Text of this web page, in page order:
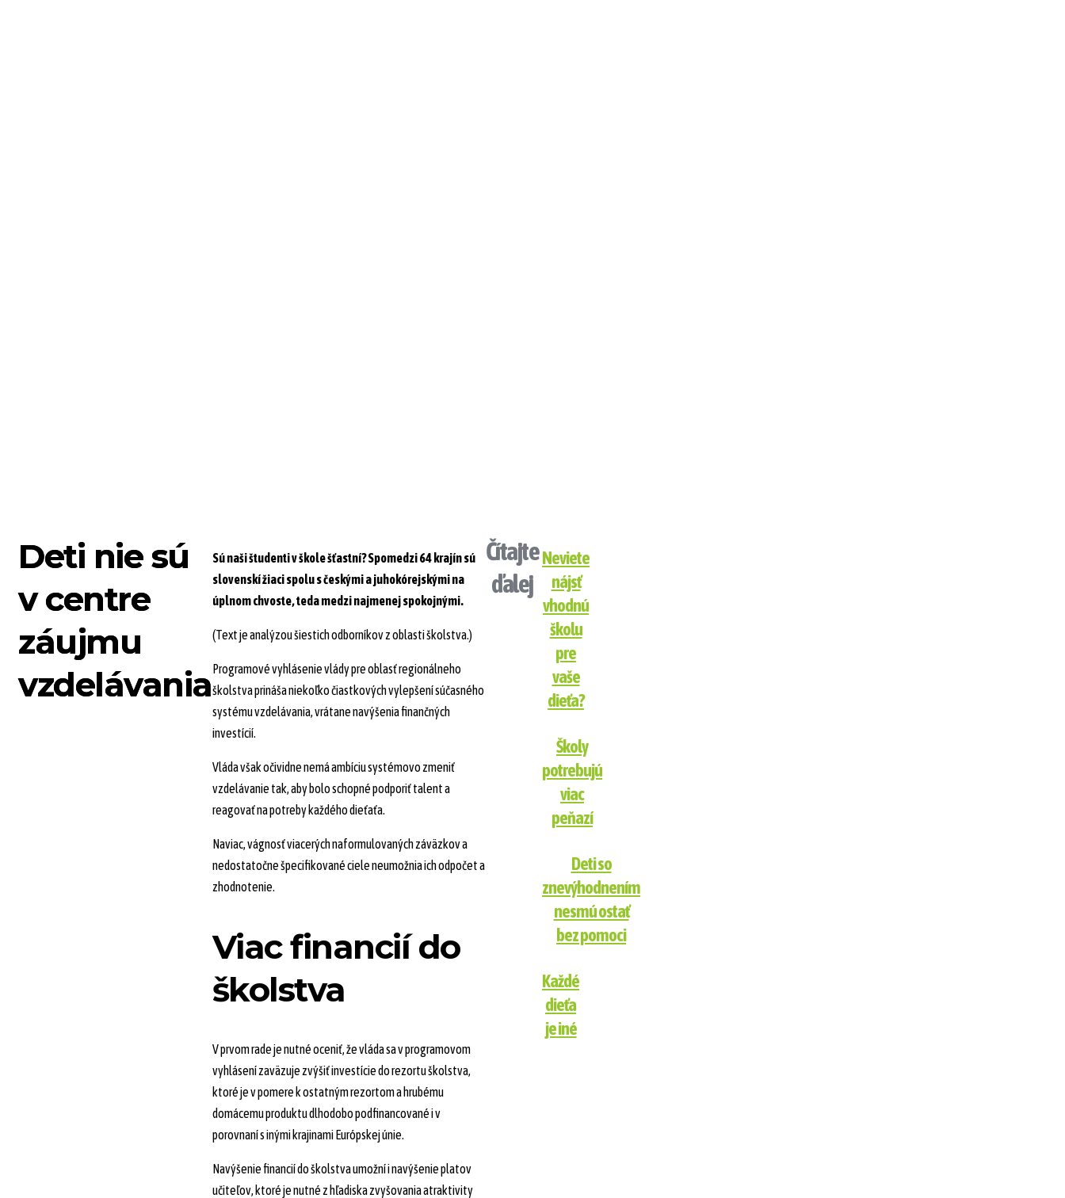
Deti nie sú
v centre
záujmu
vzdelávania
Sú naši študenti v škole šťastní? Spomedzi 64 krajín sú
slovenskí žiaci spolu s českými a juhokórejskými na
úplnom chvoste, teda medzi najmenej spokojnými.
(Text je analýzou šiestich odborníkov z oblasti školstva.)
Programové vyhlásenie vlády pre oblasť regionálneho
školstva prináša niekoľko čiastkových vylepšení súčasného
systému vzdelávania, vrátane navýšenia finančných
investícií.
Vláda však očividne nemá ambíciu systémovo zmeniť
vzdelávanie tak, aby bolo schopné podporiť talent a
reagovať na potreby každého dieťaťa.
Naviac, vágnosť viacerých naformulovaných záväzkov a
nedostatočne špecifikované ciele neumožnia ich odpočet a
zhodnotenie.
Viac financií do
školstva
V prvom rade je nutné oceniť, že vláda sa v programovom
vyhlásení zaväzuje zvýšiť investície do rezortu školstva,
ktoré je v pomere k ostatným rezortom a hrubému
domácemu produktu dlhodobo podfinancované i v
porovnaní s inými krajinami Európskej únie.
Navýšenie financií do školstva umožní i navýšenie platov
učiteľov, ktoré je nutné z hľadiska zvyšovania atraktivity
Čítajte
ďalej
Neviete
nájsť
vhodnú
školu
pre
vaše
dieťa?
Školy
potrebujú
viac
peňazí
Deti so
znevýhodnením
nesmú ostať
bez pomoci
Každé
dieťa
je iné